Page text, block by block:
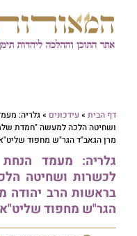
דף הבית » עידכונים »גלריה:
ושחיטה הלכה למעשה "חמדת
מרן הגאב"ד הגר"ש מחפוד
גלריה: מעמד
לכשרות ושחיטה
בראשות הרב יהודה
הגר"ש מחפוד שליט"א